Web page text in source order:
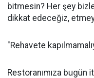
bitmesin? Her şey
dikkat edeceğiz,
"Rehavete
Restoranımıza bugün